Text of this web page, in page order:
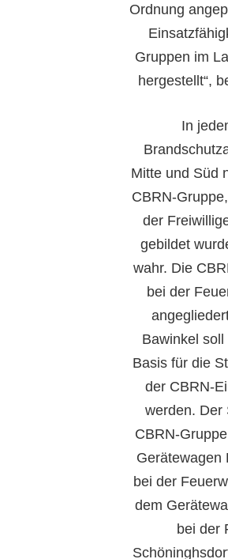
Ordnung
Gruppen im
hergestellt“,
In
Mitte und Süd
CBRN-
der
gebildet
wahr. Die
bei der
Bawinkel
Basis für die
der CBRN-
werden. Der
CBRN-
Gerätewagen
bei der
dem
bei der